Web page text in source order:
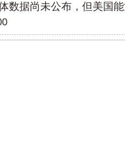
数据尚未公布，但美国